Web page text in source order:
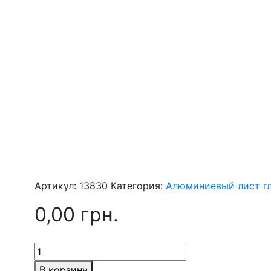
Артикул: 13830 Категория: Алюминиевый лист
0,00 грн.
Количество
товара